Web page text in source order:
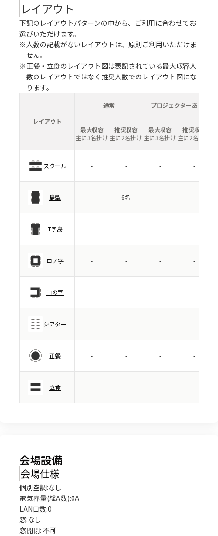
レイアウト
下記のレイアウトパターンの中から、ご利用に合わせてお
選びいただけます。
※人数の記載がないレイアウトは、原則ご利用いただけま
せん。
※正餐・立食のレイアウト図は表記されている最大収容人
数のレイアウトではなく推奨人数でのレイアウト図にな
ります。
レイアウト
通常 プロジェクターあり
最大収容
主に3名掛け
推奨収容
主に2名掛け
最大収容
主に3名掛け
推奨収容
主に2名掛け
スクール - - - -
島型 - 6名 - -
T字島 - - - -
ロノ字 - - - -
コの字 - - - -
シアター - - - -
正餐 - - - -
立食 - - - -
会場設備
会場仕様
個別空調:なし
電気容量(総A数):0A
LAN口数:0
窓:なし
窓開閉: 不可